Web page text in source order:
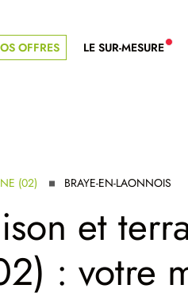
GAMME
OFFRES LE SUR-MESURE
(02) BRAYE-EN-LAONNOIS
et
: votre